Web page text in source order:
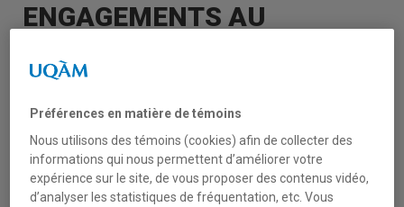
ENGAGEMENTS AU
TRAVAIL
WEBINAIRE
L’entreprise citoyenne contre la citoyenneté
salariale ? De la pluralité des engagements
au travail
Préférences en matière de témoins
Nous utilisons des témoins (cookies) afin de collecter des
informations qui nous permettent d’améliorer votre
expérience sur le site, de vous proposer des contenus vidéo,
d’analyser les statistiques de fréquentation, etc. Vous